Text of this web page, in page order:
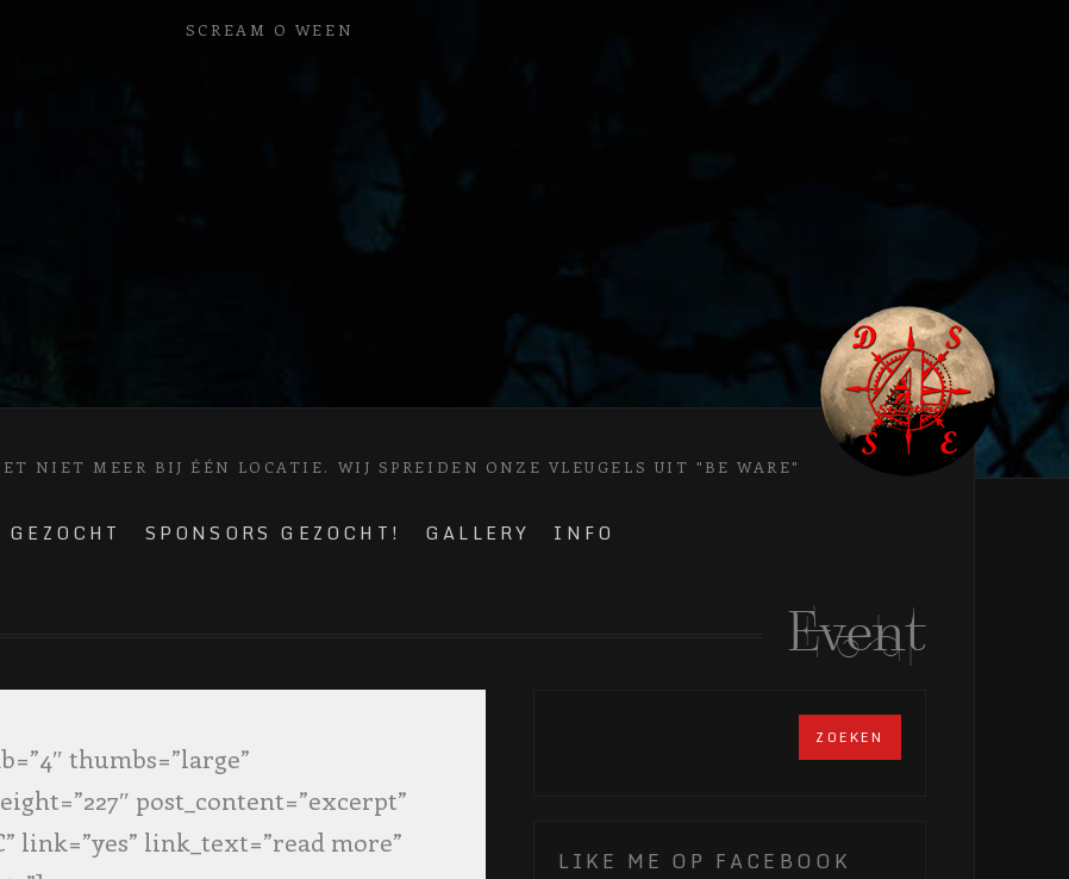
SCREAM O WEEN
NIET MEER BIJ ÉÉN LOCATIE. WIJ SPREIDEN ONZE VLEUGELS UIT "BE WARE"
SPONSORS GEZOCHT! GALLERY
INFO
Event
thumbs=”large”
post_content=”excerpt”
link=”yes” link_text=”read more”
LIKE ME OP FACEBOOK